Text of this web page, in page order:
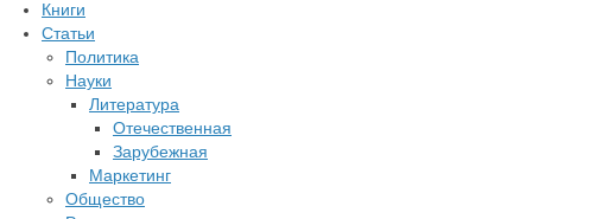
Книги
Статьи
Политика
Науки
Литература
Отечественная
Зарубежная
Маркетинг
Общество